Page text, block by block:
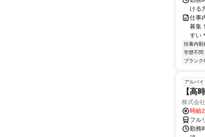
ける
仕事
募集
すい
扶養内勤
学歴不問
ブランク
アルバイ
【高
株式会
時給
フル
勤務